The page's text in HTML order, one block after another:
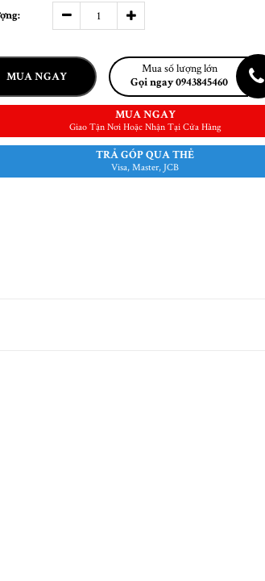
MUA NGAY
Mua số lượng lớn
Gọi ngay 0943845460
MUA NGAY
Giao Tận Nơi Hoặc Nhận Tại Cửa Hàng
TRẢ GÓP QUA THẺ
Visa, Master, JCB